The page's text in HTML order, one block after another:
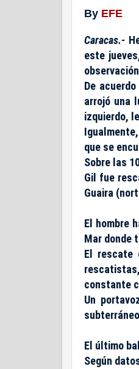
By EFE
Caracas.-
este
De
arrojó una
izquierdo,
que se
Sobre las
Gil fue
Guaira
El hombre
Mar donde
El rescate
constante
Un
El último
Según